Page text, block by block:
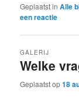
Geplaatst in Alle
een reactie
Welke
GALERIJ
Geplaatst op18